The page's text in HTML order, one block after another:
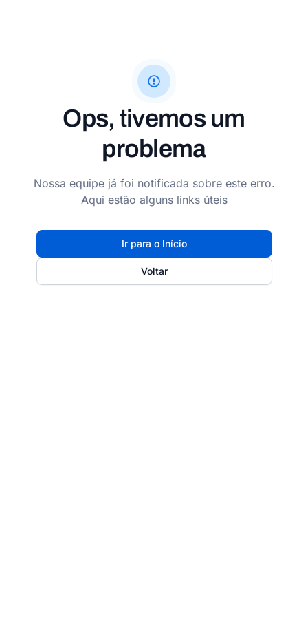
Ops, tivemos um
problema
Nossa equipe já foi notificada sobre este erro.
Aqui estão alguns links úteis
Ir para o Início
Voltar